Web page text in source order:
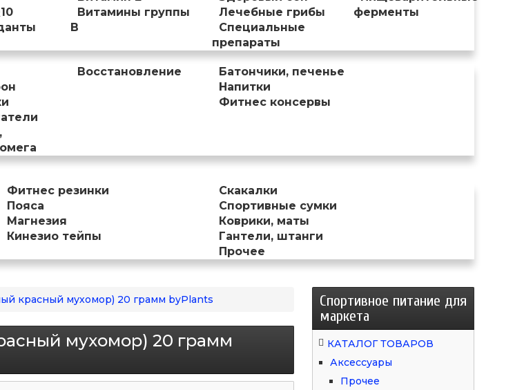
Витамины группы
B
Лечебные грибы
Специальные
препараты
ферменты
Восстановление
Батончики, печенье
Напитки
Фитнес консервы
Фитнес резинки
Пояса
Магнезия
Кинезио тейпы
Скакалки
Спортивные сумки
Коврики, маты
Гантели, штанги
Прочее
красный мухомор) 20 грамм byPlants
мухомор) 20 грамм
Спортивное питание для
маркета
КАТАЛОГ ТОВАРОВ
Аксессуары
Прочее